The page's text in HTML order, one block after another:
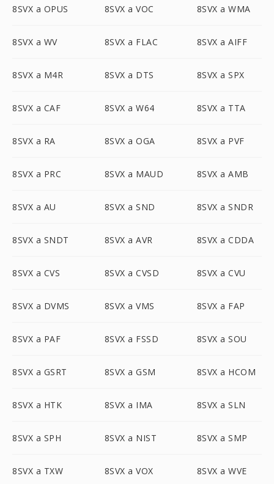
8SVX a OPUS 8SVX a VOC 8SVX a WMA
8SVX a WV 8SVX a FLAC 8SVX a AIFF
8SVX a M4R 8SVX a DTS 8SVX a SPX
8SVX a CAF 8SVX a W64 8SVX a TTA
8SVX a RA 8SVX a OGA 8SVX a PVF
8SVX a PRC 8SVX a MAUD 8SVX a AMB
8SVX a AU 8SVX a SND 8SVX a SNDR
8SVX a SNDT 8SVX a AVR 8SVX a CDDA
8SVX a CVS 8SVX a CVSD 8SVX a CVU
8SVX a DVMS 8SVX a VMS 8SVX a FAP
8SVX a PAF 8SVX a FSSD 8SVX a SOU
8SVX a GSRT 8SVX a GSM 8SVX a HCOM
8SVX a HTK 8SVX a IMA 8SVX a SLN
8SVX a SPH 8SVX a NIST 8SVX a SMP
8SVX a TXW 8SVX a VOX 8SVX a WVE